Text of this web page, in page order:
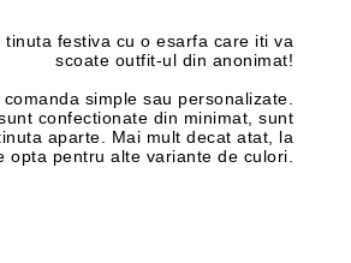
tinuta festiva cu o esarfa care iti va
scoate outfit-ul din anonimat!
simple sau personalizate.
confectionate din minimat, sunt
aparte. Mai mult decat atat, la
opta pentru alte variante de culori.